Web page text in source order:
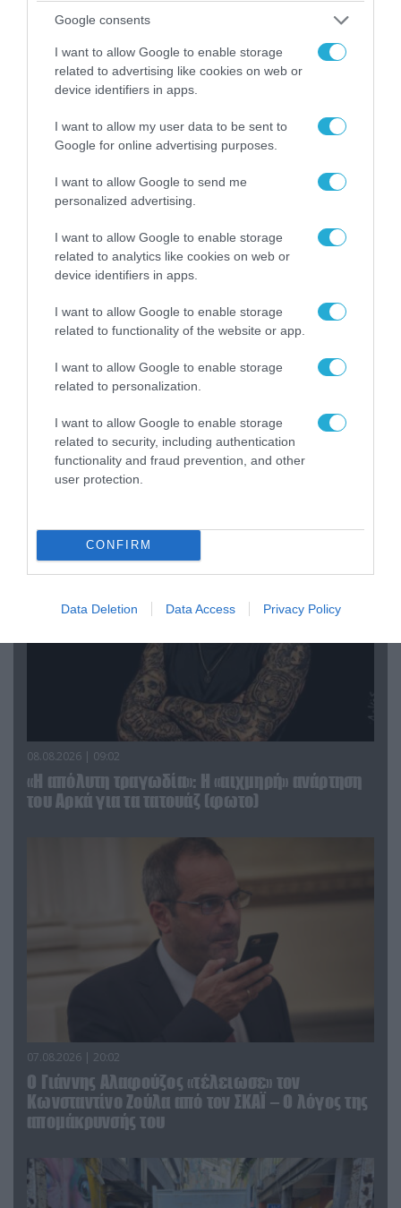
Google consents
I want to allow Google to enable storage
related to advertising like cookies on web or
device identifiers in apps.
I want to allow my user data to be sent to
Google for online advertising purposes.
I want to allow Google to send me
personalized advertising.
I want to allow Google to enable storage
related to analytics like cookies on web or
device identifiers in apps.
I want to allow Google to enable storage
related to functionality of the website or app.
I want to allow Google to enable storage
related to personalization.
I want to allow Google to enable storage
related to security, including authentication
functionality and fraud prevention, and other
user protection.
CONFIRM
Data Deletion Data Access Privacy Policy
08.08.2026 | 13:02
Βίντεο: Ρωσική βόμβα FAB-3000 «εξαφανίζει
από τον χάρτη» σημείο διέλευσης των
ουκρανικών δυνάμεων στην Ζαπορίζια
08.08.2026 | 17:02
Περιορίζει την κίνηση πλοίων από την Μαύρη
Θάλασσα
08.08.2026 | 09:02
«Η απόλυτη τραγωδία»: Η «αιχμηρή» ανάρτηση
του Αρκά για τα τατουάζ (φωτο)
07.08.2026 | 20:02
Ο Γιάννης Αλαφούζος «τέλειωσε» τον
Κωνσταντίνο Ζούλα από τον ΣΚΑΪ – Ο λόγος της
απομάκρυνσής του